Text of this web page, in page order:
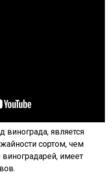
винограда, является
сортом, чем
имеет